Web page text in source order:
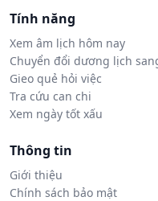
Tính năng
Xem âm lịch hôm nay
Chuyển đổi dương lịch
Gieo quẻ hỏi việc
Tra cứu can chi
Xem ngày tốt xấu
Thông tin
Giới thiệu
Chính sách bảo mật